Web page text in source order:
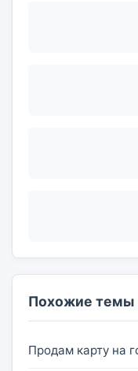
Похожие темы
Продам карту на